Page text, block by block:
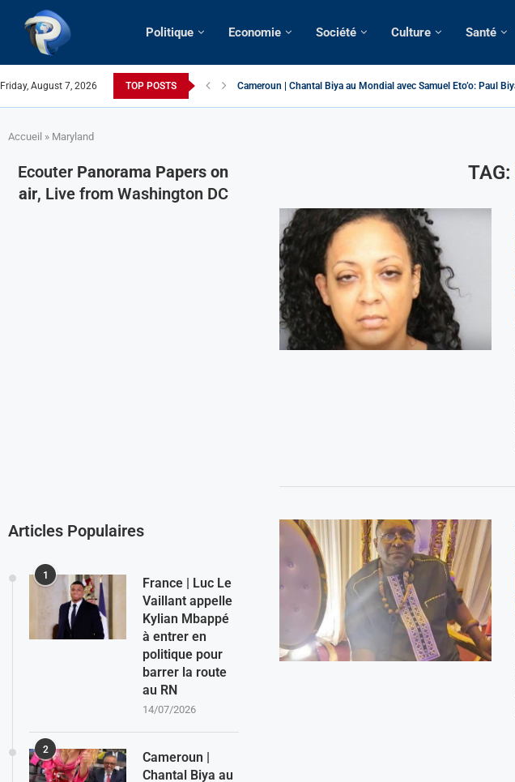
Politique Economie Société Culture Santé
Friday, August 7, 2026 TOP POSTS
Accueil » Maryland
TAG:
Ecouter Panorama Papers on
air, Live from Washington DC
Articles Populaires
1
France | Luc Le
Vaillant appelle
Kylian Mbappé
à entrer en
politique pour
barrer la route
au RN
14/07/2026
2
Cameroun |
Chantal Biya au